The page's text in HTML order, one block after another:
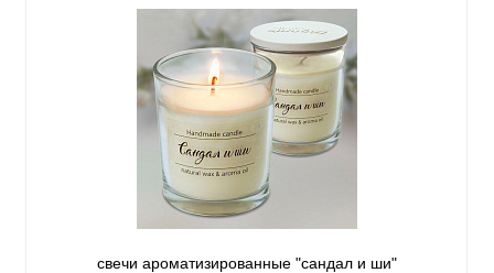
свечи ароматизированные "сандал и ши"